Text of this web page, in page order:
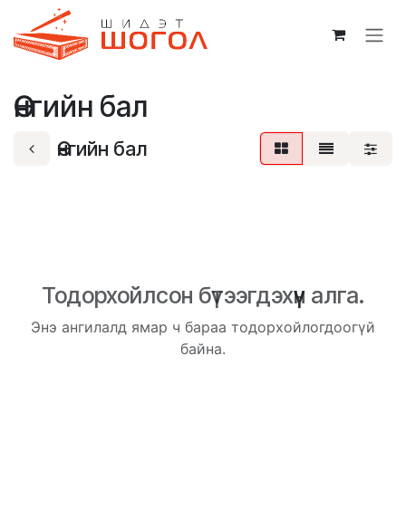
Skip to Content
Өнгийн бал
Өнгийн бал
Тодорхойлсон бүтээгдэхүүн алга.
Энэ ангилалд ямар ч бараа тодорхойлогдоогүй
байна.